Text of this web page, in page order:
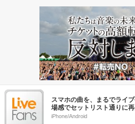
スマホの曲を、まるでライ
場感でセットリスト通りに
iPhone/Android